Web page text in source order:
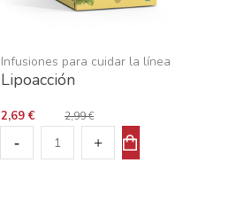
Infusiones para cuidar la línea
Lipoacción
2,69 € 2,99 €